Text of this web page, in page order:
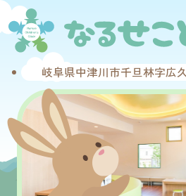
岐阜県中津川市千旦林字広